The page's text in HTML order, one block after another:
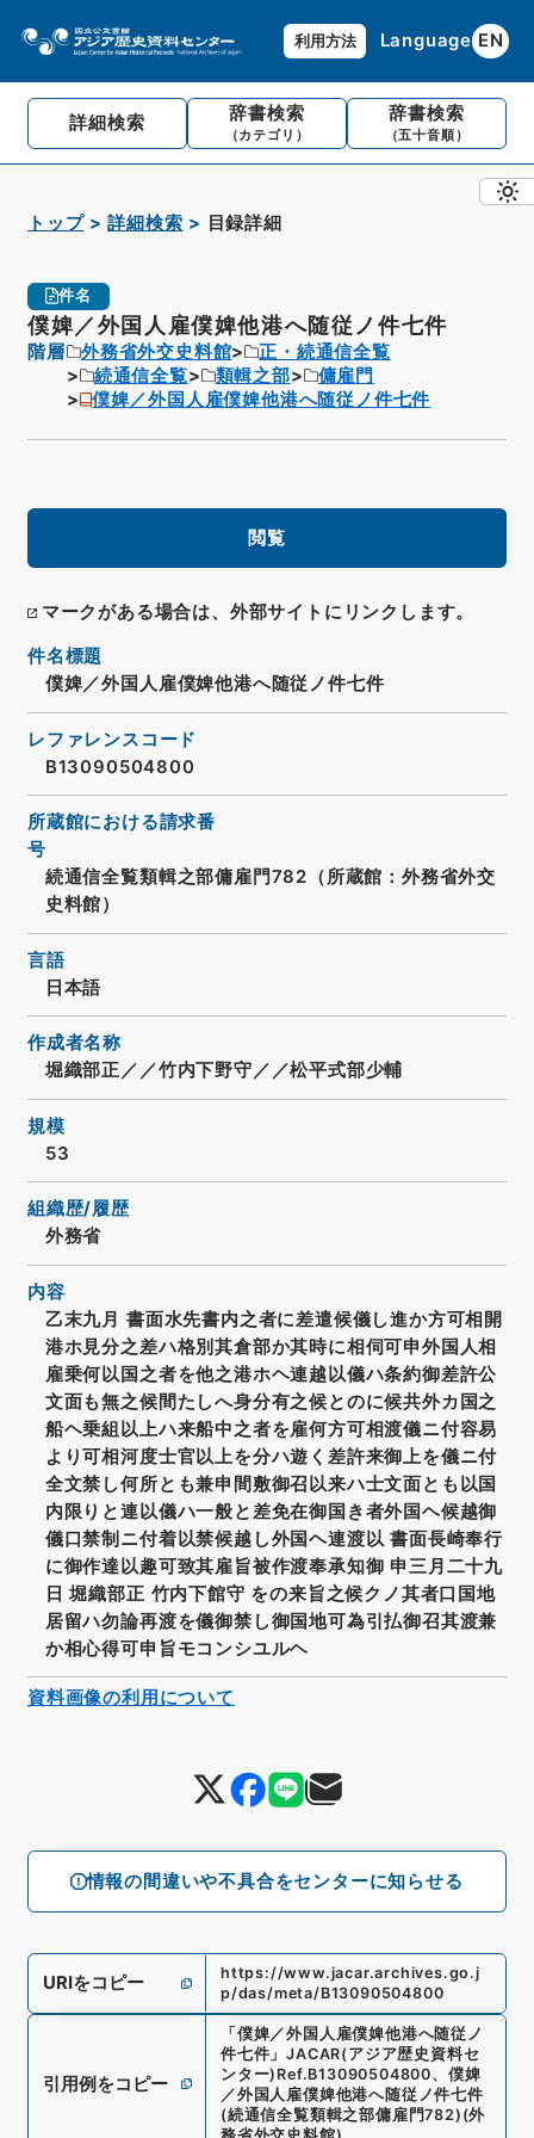
利用方法 Language EN
詳細検索 辞書検索
（カテゴリ）
辞書検索
（五十音順）
トップ 詳細検索 目録詳細
件名
僕婢／外国人雇僕婢他港へ随従ノ件七件
階層 外務省外交史料館
正・続通信全覧
続通信全覧
類輯之部
傭雇門
僕婢／外国人雇僕婢他港へ随従ノ件七件
閲覧
マークがある場合は、外部サイトにリンクします。
情報の間違いや不具合をセンターに知らせる
件名標題
僕婢／外国人雇僕婢他港へ随従ノ件七件
レファレンスコード
B13090504800
所蔵館における請求番
号
続通信全覧類輯之部傭雇門782（所蔵館：外務省外交
史料館）
言語
日本語
作成者名称
堀織部正／／竹内下野守／／松平式部少輔
規模
53
組織歴/履歴
外務省
内容
乙末九月 書面水先書内之者に差遣候儀し進か方可相開
港ホ見分之差ハ格別其倉部か其時に相伺可申外国人相
雇乗何以国之者を他之港ホヘ連越以儀ハ条約御差許公
文面も無之候間たしへ身分有之候とのに候共外カ国之
船ヘ乗組以上ハ来船中之者を雇何方可相渡儀ニ付容易
より可相河度士官以上を分ハ遊く差許来御上を儀ニ付
全文禁し何所とも兼申間敷御召以来ハ士文面とも以国
内限りと連以儀ハ一般と差免在御国き者外国ヘ候越御
儀口禁制ニ付着以禁候越し外国ヘ連渡以 書面長崎奉行
に御作達以趣可致其雇旨被作渡奉承知御 申三月二十九
日 堀織部正 竹内下館守 をの来旨之候クノ其者口国地
居留ハ勿論再渡を儀御禁し御国地可為引払御召其渡兼
か相心得可申旨モコンシユルヘ
URIをコピー
https://www.jacar.archives.go.j
p/das/meta/B13090504800
引用例をコピー
「僕婢／外国人雇僕婢他港へ随従ノ
件七件 」JACAR(アジア歴史資料セ
ンター) Ref.B13090504800、 僕婢
／外国人雇僕婢他港へ随従ノ件七件
(続通信全覧類輯之部傭雇門782) (外
資料画像の利用について